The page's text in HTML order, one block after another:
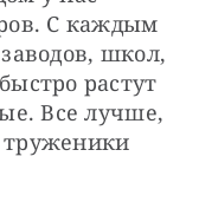
С каждым
школ,
растут
Все лучше,
труженики